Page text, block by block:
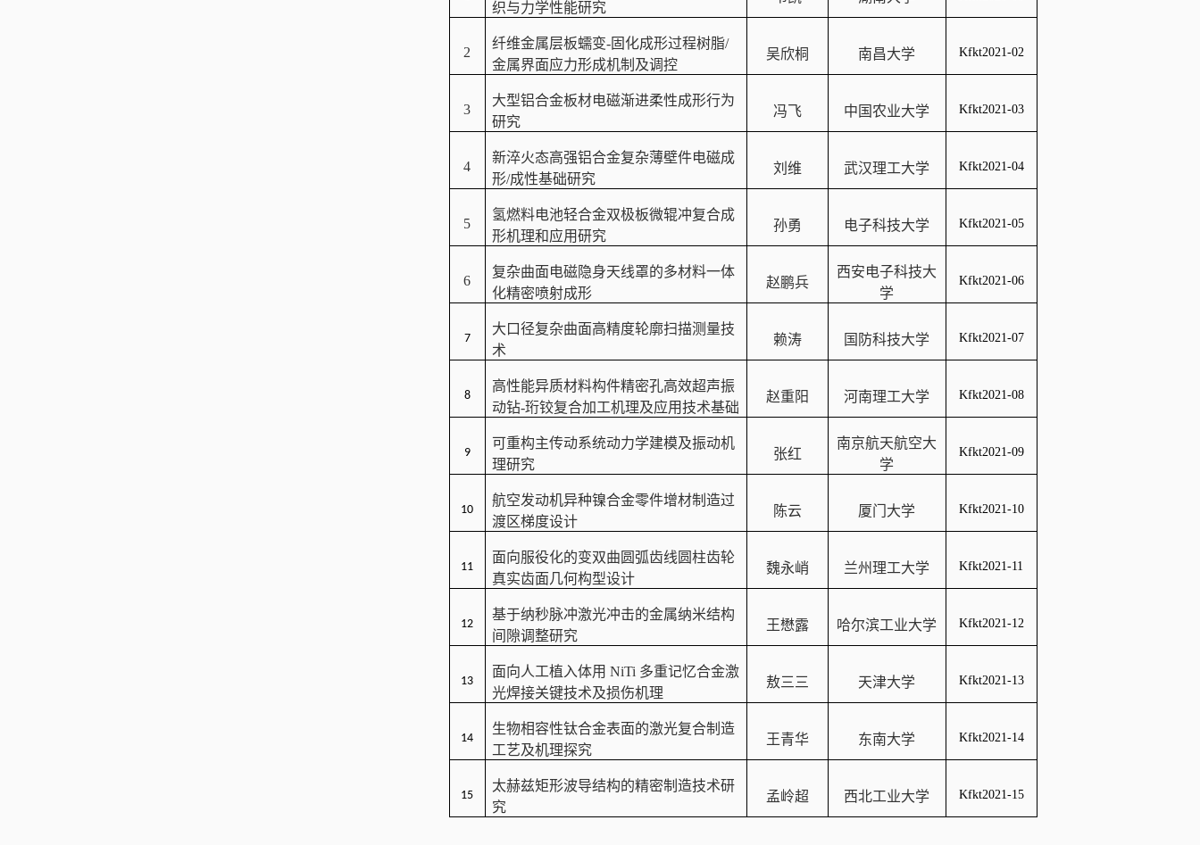
织与力学性能研究
2
纤维金属层板蠕变-固化成形过程树脂/
金属界面应力形成机制及调控
吴欣桐 南昌大学 Kfkt2021-02
3
大型铝合金板材电磁渐进柔性成形行为
研究
冯飞 中国农业大学 Kfkt2021-03
4
新淬火态高强铝合金复杂薄壁件电磁成
形/成性基础研究
刘维 武汉理工大学 Kfkt2021-04
5
氢燃料电池轻合金双极板微辊冲复合成
形机理和应用研究
孙勇 电子科技大学 Kfkt2021-05
6
复杂曲面电磁隐身天线罩的多材料一体
化精密喷射成形
赵鹏兵
西安电子科技大
学
Kfkt2021-06
7
大口径复杂曲面高精度轮廓扫描测量技
术
赖涛 国防科技大学 Kfkt2021-07
8
高性能异质材料构件精密孔高效超声振
动钻-珩铰复合加工机理及应用技术基础
赵重阳 河南理工大学 Kfkt2021-08
9
可重构主传动系统动力学建模及振动机
理研究
张红
南京航天航空大
学
Kfkt2021-09
10
航空发动机异种镍合金零件增材制造过
渡区梯度设计
陈云 厦门大学 Kfkt2021-10
11
面向服役化的变双曲圆弧齿线圆柱齿轮
真实齿面几何构型设计
魏永峭 兰州理工大学 Kfkt2021-11
12
基于纳秒脉冲激光冲击的金属纳米结构
间隙调整研究
王懋露 哈尔滨工业大学 Kfkt2021-12
13
面向人工植入体用 NiTi 多重记忆合金激
光焊接关键技术及损伤机理
敖三三 天津大学 Kfkt2021-13
14
生物相容性钛合金表面的激光复合制造
工艺及机理探究
王青华 东南大学 Kfkt2021-14
15
太赫兹矩形波导结构的精密制造技术研
究
孟岭超 西北工业大学 Kfkt2021-15